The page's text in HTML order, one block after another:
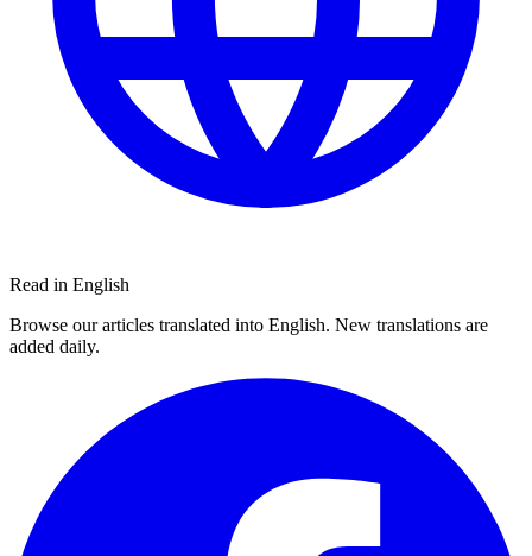
Read in English
Browse our articles translated into English. New translations are
added daily.